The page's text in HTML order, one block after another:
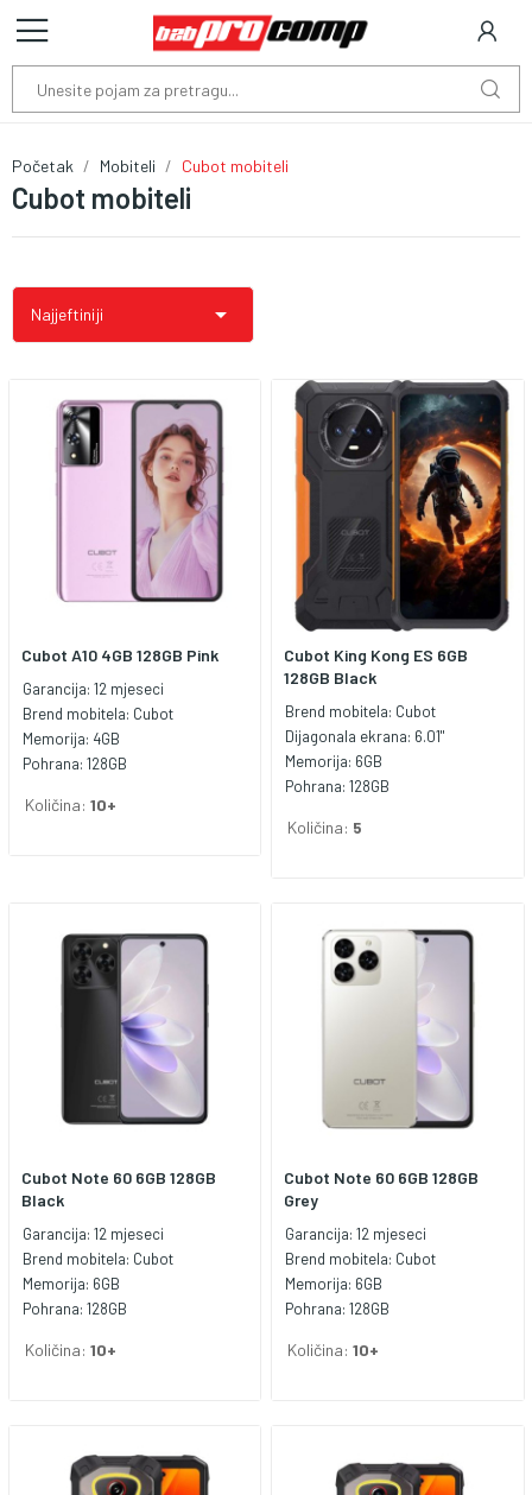
Cubot mobiteli
Početak Mobiteli Cubot mobiteli
Najjeftiniji 
Cubot A10 4GB 128GB Pink
Garancija: 12 mjeseci
Brend mobitela: Cubot
Memorija: 4GB
Pohrana: 128GB
Količina: 10+
Cubot King Kong ES 6GB
128GB Black
Brend mobitela: Cubot
Dijagonala ekrana: 6.01"
Memorija: 6GB
Pohrana: 128GB
Količina: 5
Cubot Note 60 6GB 128GB
Black
Garancija: 12 mjeseci
Brend mobitela: Cubot
Memorija: 6GB
Pohrana: 128GB
Količina: 10+
Cubot Note 60 6GB 128GB
Grey
Garancija: 12 mjeseci
Brend mobitela: Cubot
Memorija: 6GB
Pohrana: 128GB
Količina: 10+